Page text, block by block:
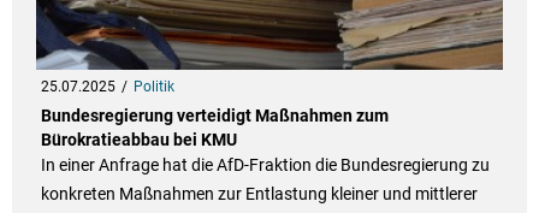
25.07.2025 Politik
Bundesregierung verteidigt Maßnahmen zum
Bürokratieabbau bei KMU
In einer Anfrage hat die AfD-Fraktion die Bundesregierung zu
konkreten Maßnahmen zur Entlastung kleiner und mittlerer